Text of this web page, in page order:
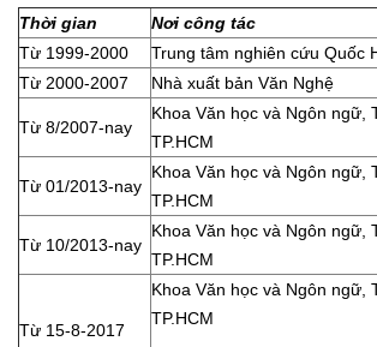
Thời gian
Nơi công tác
Từ 1999-2000
Trung tâm nghiên cứu Quốc
Từ 2000-2007
Nhà xuất bản Văn Nghệ
Từ 8/2007-nay
Khoa Văn học và Ngôn ngữ,
TP.HCM
Từ 01/2013-nay
Khoa Văn học và Ngôn ngữ,
TP.HCM
Từ 10/2013-nay
Khoa Văn học và Ngôn ngữ,
TP.HCM
Từ 15-8-2017
Khoa Văn học và Ngôn ngữ,
TP.HCM